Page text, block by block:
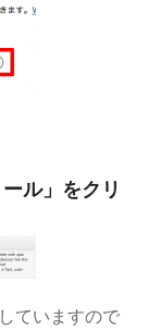
ル」をクリ
ていますので